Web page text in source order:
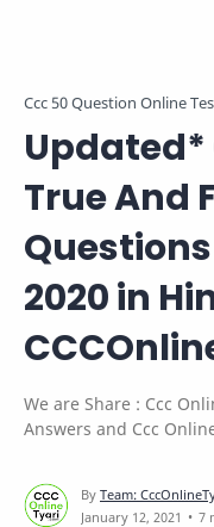
Ccc 50 Question Online
Updated*
True And
2020 in
We are Share : Ccc
Answers and Ccc
True And False 50
more CCC True and
7